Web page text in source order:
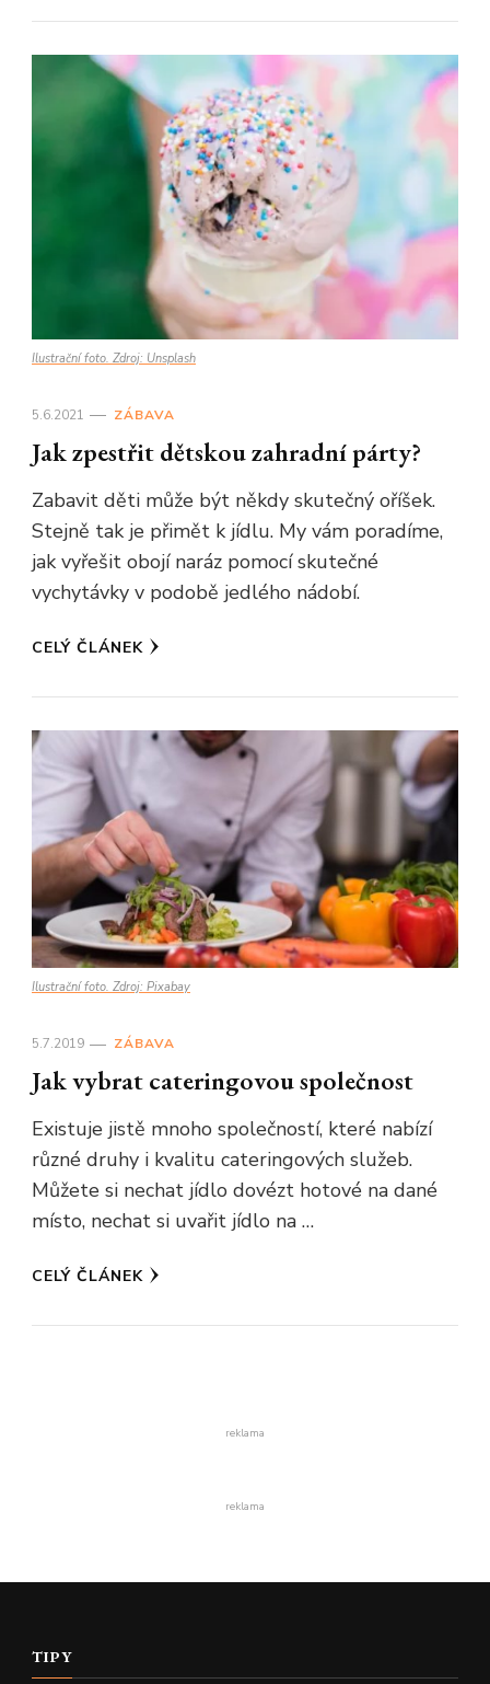
Ilustrační foto. Zdroj: Unsplash
5.6.2021 ZÁBAVA
Jak zpestřit dětskou zahradní párty?
Zabavit děti může být někdy skutečný oříšek.
Stejně tak je přimět k jídlu. My vám poradíme,
jak vyřešit obojí naráz pomocí skutečné
vychytávky v podobě jedlého nádobí.
CELÝ ČLÁNEK
Ilustrační foto. Zdroj: Pixabay
5.7.2019 ZÁBAVA
Jak vybrat cateringovou společnost
Existuje jistě mnoho společností, které nabízí
různé druhy i kvalitu cateringových služeb.
Můžete si nechat jídlo dovézt hotové na dané
místo, nechat si uvařit jídlo na …
CELÝ ČLÁNEK
reklama
reklama
TIPY